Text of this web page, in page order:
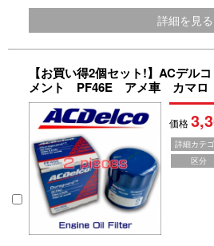
詳細を見る
【お買い得2個セット!】ACデル
メント PF46E アメ車 カマ
価格
詳細カテ
区分